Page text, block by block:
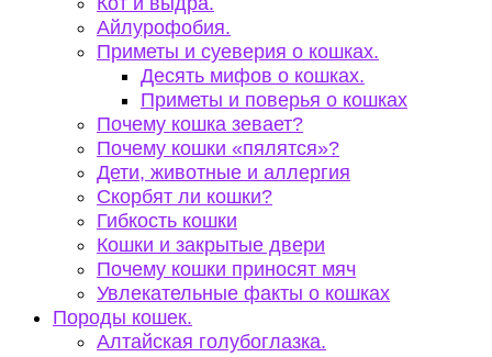
Айлурофобия.
Приметы и суеверия о кошках.
Десять мифов о кошках.
Приметы и поверья о кошках
Почему кошка зевает?
Почему кошки «пялятся»?
Дети, животные и аллергия
Скорбят ли кошки?
Гибкость кошки
Кошки и закрытые двери
Почему кошки приносят мяч
Увлекательные факты о кошках
Породы кошек.
Алтайская голубоглазка.